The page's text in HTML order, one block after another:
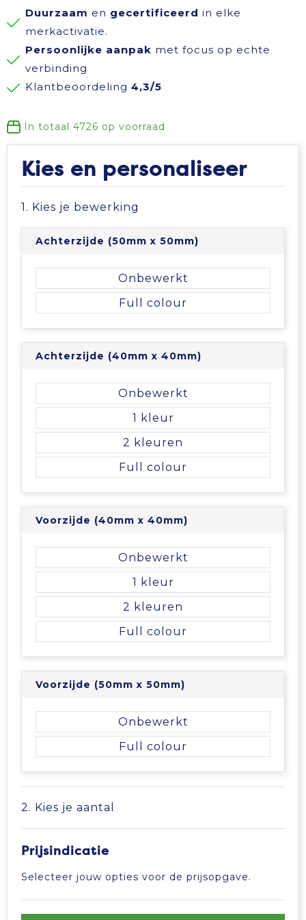
Reisbenodigdheden
Schrijfwaren
Sinterklaas
Sleutelhangers en Lanyards
Snoepgoed
Spellen voor binnen en buiten
Themapakketten
Veiligheid, Auto en Fiets
Vrije tijd en Strand
Waterflesjes
Reflecterende polo's
Reflecterende vesten
Regenkleding
Schoenen
Schorten en Sloven
Sweaters
T-Shirts
Veiligheidssignalering en Verlichting
Veiligheidsvesten en Veiligheidshesjes
Vesten
Gehoorbescherming
Schoenen
Sweaters
T-Shirts
Vesten
Gilets
Koeltassen en Koelboxen
Koffers en Trolleys
Laptop hoezen en tassen
Lunchtassen
Matrozentassen
Opbergtassen
Opvouwbare tassen
Papieren tassen
Picknicktassen en manden
Promotietassen
Reistassen
Rugzakken
Schoenentassen
Schoudertassen
Strandtassen
Toilettassen
Waterbestendige tassen
Duurzaam en gecertificeerd in elke
merkactivatie.
Persoonlijke aanpak met focus op echte
verbinding
Klantbeoordeling 4,3/5
In totaal 4726 op voorraad
Kies en personaliseer
1. Kies je bewerking
Achterzijde (50mm x 50mm)
Onbewerkt
Full colour
Achterzijde (40mm x 40mm)
Onbewerkt
1
2
Full colour
Voorzijde (40mm x 40mm)
Onbewerkt
1
2
Full colour
Voorzijde (50mm x 50mm)
Onbewerkt
Full colour
2. Kies je aantal
Prijsindicatie
Selecteer jouw opties voor de prijsopgave.